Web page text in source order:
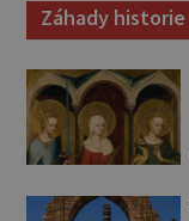
Záhady historie